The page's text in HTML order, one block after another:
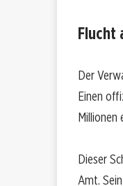
Flucht
Der
Einen
Millionen
Dieser
Amt.